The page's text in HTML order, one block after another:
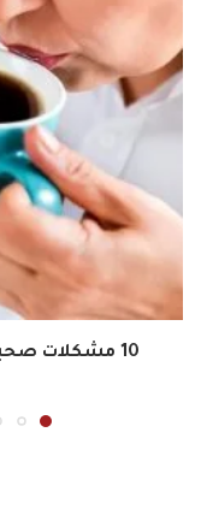
10 مشكلات صحية مزعجة عن الإفراط فى شرب...